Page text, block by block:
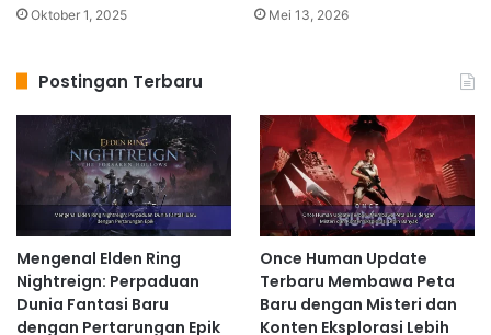
Oktober 1, 2025 Mei 13, 2026
Postingan Terbaru
Mengenal Elden Ring
Nightreign: Perpaduan
Dunia Fantasi Baru
dengan Pertarungan Epik
Once Human Update
Terbaru Membawa Peta
Baru dengan Misteri dan
Konten Eksplorasi Lebih